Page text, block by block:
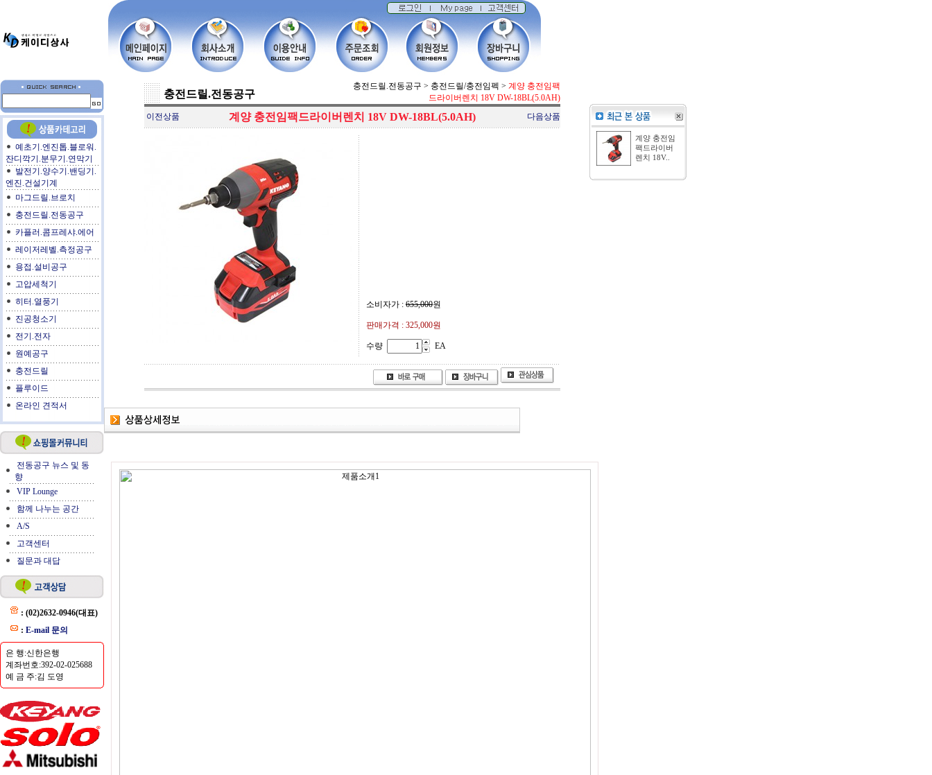
예초기.엔진톱.블로워.
잔디깍기.분무기.연막기
발전기.양수기.밴딩기.
엔진.건설기계
마그드릴.브로치
충전드릴.전동공구
카플러.콤프레샤.에어
레이저레벨.측정공구
용접.설비공구
고압세척기
히터.열풍기
진공청소기
전기.전자
원예공구
충전드릴
플루이드
온라인 견적서
전동공구 뉴스 및 동
향
VIP Lounge
함께 나누는 공간
A/S
고객센터
질문과 대답
: (02)2632-0946(대표)
: E-mail 문의
은 행:신한은행
계좌번호:392-02-025688
예 금 주:김 도영
충전드릴.전동공구
충전드릴.전동공구 > 충전드릴/충전임펙 > 계양 충전임팩
드라이버렌치 18V DW-18BL(5.0AH)
이전상품
계양 충전임팩드라이버렌치 18V DW-18BL(5.0AH) 다음상품
소비자가 : 655,000원
판매가격 : 325,000원
수량 EA
계양 충전임
팩드라이버
렌치 18V..